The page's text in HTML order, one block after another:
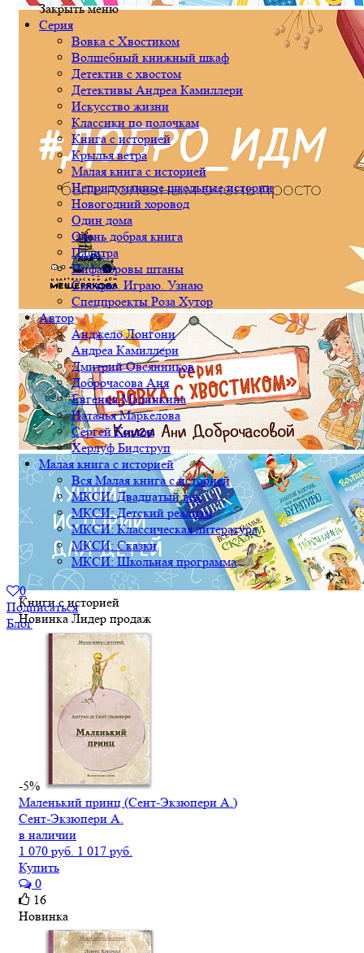
Закрыть меню
Серия
Вовка с Хвостиком
Волшебный книжный шкаф
Детектив с хвостом
Детективы Андреа Камиллери
Искусство жизни
Классики по полочкам
Книга с историей
Крылья ветра
Малая книга с историей
Непридуманные школьные истории
Новогодний хоровод
Один дома
Очень добрая книга
Палитра
Пифагоровы штаны
Смотрю. Играю. Узнаю
Спецпроекты Роза Хутор
Автор
Анджело Лонгони
Андреа Камиллери
Дмитрий Овсянников
Доброчасова Аня
Евгения Малинкина
Наталья Маркелова
Сергей Козлов
Херлуф Бидструп
Малая книга с историей
Вся Малая книга с историей
МКСИ: Двадцатый век
МКСИ: Детский реализм
МКСИ: Классическая литература
МКСИ: Сказки
МКСИ: Школьная программа
0
Подписаться
Блог
Книги с историей
Новинка Лидер продаж
-5%
Маленький принц (Сент-Экзюпери А.)
Сент-Экзюпери А.
в наличии
1 070 руб. 1 017 руб.
Купить
0
16
Новинка